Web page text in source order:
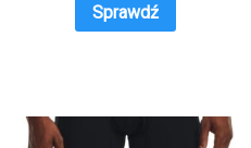
Sprawdź